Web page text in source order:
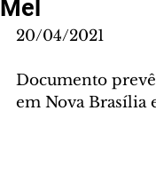
Mel
20/04/2021
Documento
em Nova Brasília